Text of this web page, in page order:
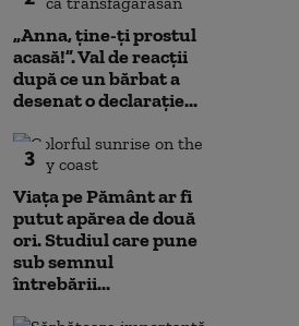
„Anna, ţine-ţi prostul
acasă!”. Val de reacții
după ce un bărbat a
desenat o declarație...
3
Viața pe Pământ ar fi
putut apărea de două
ori. Studiul care pune
sub semnul
întrebării...